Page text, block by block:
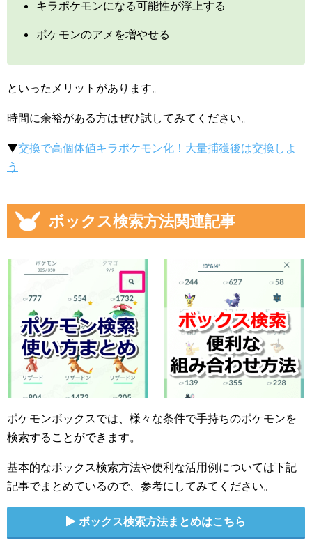
キラポケモンになる可能性が浮上する
ポケモンのアメを増やせる
といったメリットがあります。
時間に余裕がある方はぜひ試してみてください。
▼交換で高個体値キラポケモン化！大量捕獲後は交換しよ
う
ボックス検索方法関連記事
ポケモンボックスでは、様々な条件で手持ちのポケモンを
検索することができます。
基本的なボックス検索方法や便利な活用例については下記
記事でまとめているので、参考にしてみてください。
ボックス検索方法まとめはこちら